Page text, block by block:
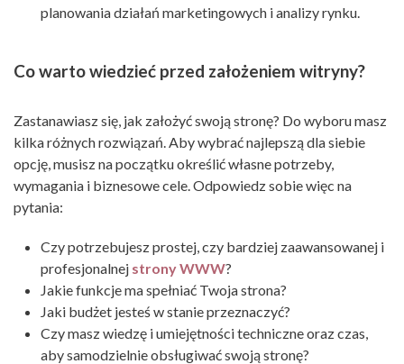
planowania działań marketingowych i analizy rynku.
Co warto wiedzieć przed założeniem witryny?
Zastanawiasz się, jak założyć swoją stronę? Do wyboru masz
kilka różnych rozwiązań. Aby wybrać najlepszą dla siebie
opcję, musisz na początku określić własne potrzeby,
wymagania i biznesowe cele. Odpowiedz sobie więc na
pytania:
Czy potrzebujesz prostej, czy bardziej zaawansowanej i
profesjonalnej strony WWW?
Jakie funkcje ma spełniać Twoja strona?
Jaki budżet jesteś w stanie przeznaczyć?
Czy masz wiedzę i umiejętności techniczne oraz czas,
aby samodzielnie obsługiwać swoją stronę?